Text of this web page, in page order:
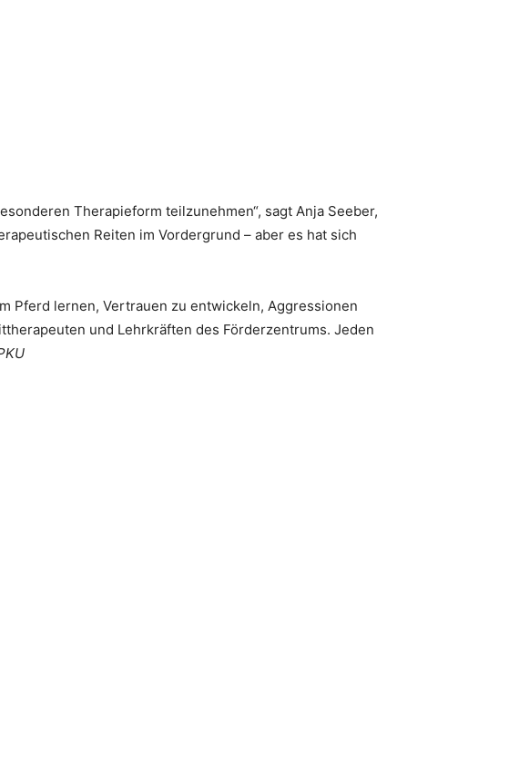
Therapieform teilzunehmen“, sagt Anja Seeber,
Reiten im Vordergrund – aber es hat sich
Pferd lernen, Vertrauen zu entwickeln, Aggressionen
und Lehrkräften des Förderzentrums. Jeden